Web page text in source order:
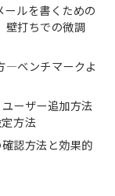
ールを書くための
壁打ちでの微調
―ベンチマークよ
ーザー追加方法
方法
認方法と効果的